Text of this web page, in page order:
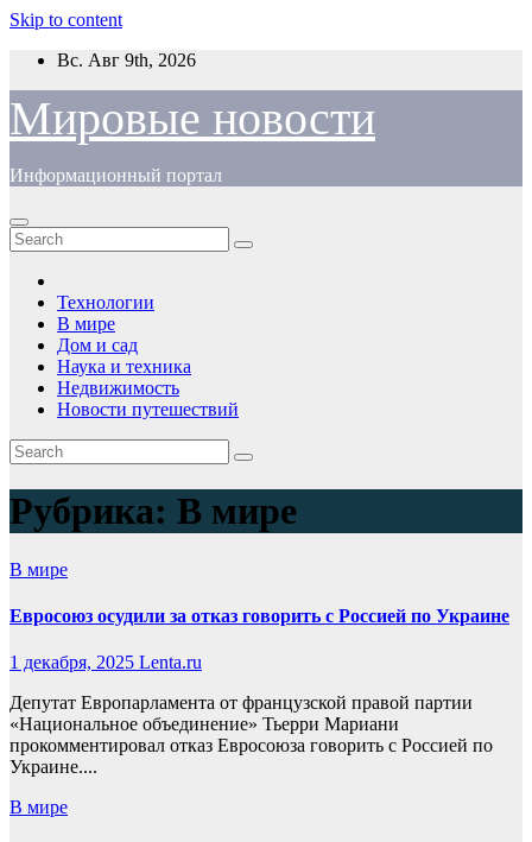
Skip to content
Вс. Авг 9th, 2026
Мировые новости
Информационный портал
Технологии
В мире
Дом и сад
Наука и техника
Недвижимость
Новости путешествий
Рубрика: В мире
В мире
Евросоюз осудили за отказ говорить с Россией по Украине
1 декабря, 2025 Lenta.ru
Депутат Европарламента от французской правой партии
«Национальное объединение» Тьерри Мариани
прокомментировал отказ Евросоюза говорить с Россией по
Украине....
В мире